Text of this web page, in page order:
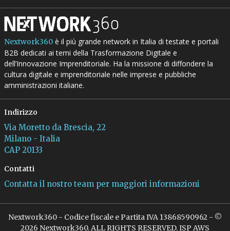
Nextwork360è il più grande network in Italia di testate e portali
B2B dedicati ai temi della Trasformazione Digitale e
dell’Innovazione Imprenditoriale. Ha la missione di diffondere la
cultura digitale e imprenditoriale nelle imprese e pubbliche
amministrazioni italiane.
Indirizzo
Via Moretto da Brescia, 22
Milano - Italia
CAP 20133
Contatti
Contatta il nostro team per maggiori informazioni
Nextwork360 - Codice fiscale e Partita IVA 13868590962 - ©
2026 Nextwork360. ALL RIGHTS RESERVED. ISP AWS